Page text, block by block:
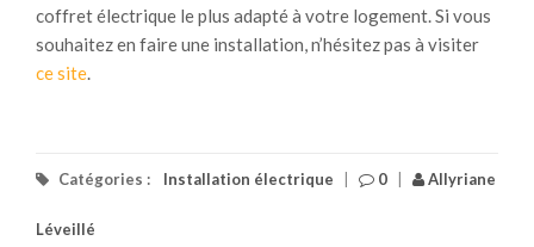
coffret électrique le plus adapté à votre logement. Si vous
souhaitez en faire une installation, n’hésitez pas à visiter
ce site.
Catégories : Installation électrique 0 Allyriane
Léveillé